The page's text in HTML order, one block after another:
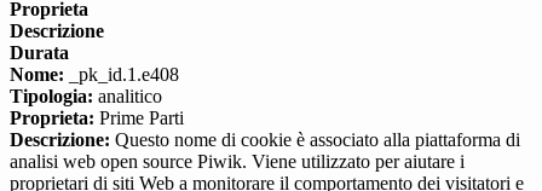
Proprieta
Descrizione
Durata
Nome: _pk_id.1.e408
Tipologia: analitico
Proprieta: Prime Parti
Descrizione: Questo nome di cookie è associato alla piattaforma di
analisi web open source Piwik. Viene utilizzato per aiutare i
proprietari di siti Web a monitorare il comportamento dei visitatori e